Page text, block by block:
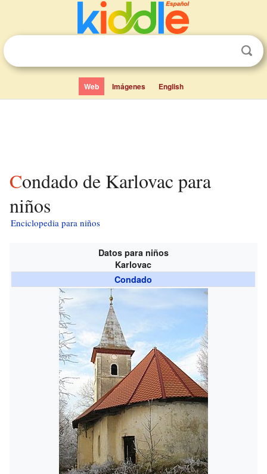
Web Imágenes English
Condado de Karlovac para
niños
Enciclopedia para niños
Datos para niños
Karlovac
Condado